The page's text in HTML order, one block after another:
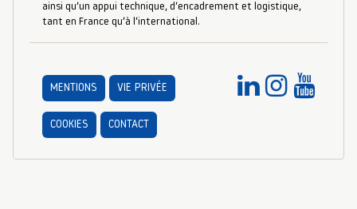
ainsi qu’un appui technique, d’encadrement et logistique,
tant en France qu’à l’international.
MENTIONS VIE PRIVÉE
COOKIES CONTACT